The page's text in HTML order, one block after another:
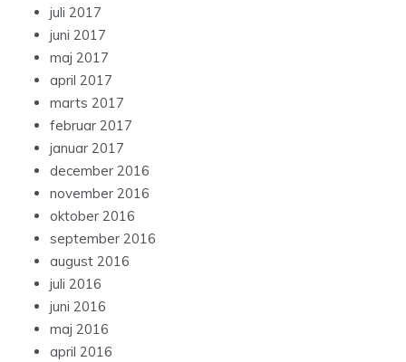
juli 2017
juni 2017
maj 2017
april 2017
marts 2017
februar 2017
januar 2017
december 2016
november 2016
oktober 2016
september 2016
august 2016
juli 2016
juni 2016
maj 2016
april 2016